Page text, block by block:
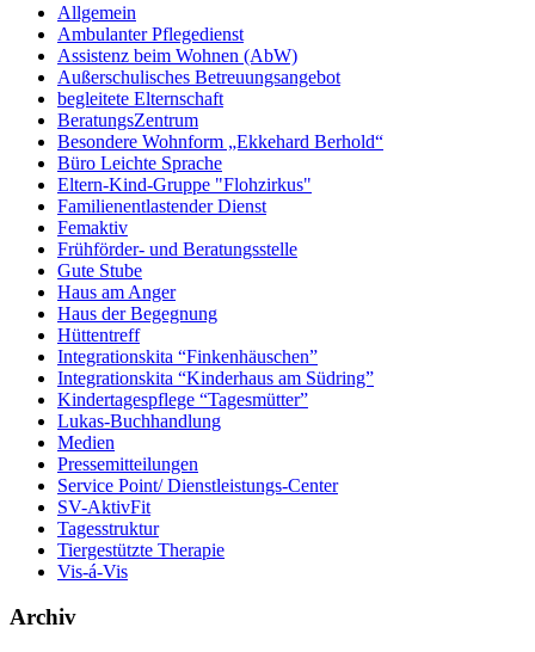
Allgemein
Ambulanter Pflegedienst
Assistenz beim Wohnen (AbW)
Außerschulisches Betreuungsangebot
begleitete Elternschaft
BeratungsZentrum
Besondere Wohnform „Ekkehard Berhold“​
Büro Leichte Sprache
Eltern-Kind-Gruppe "Flohzirkus"
Familienentlastender Dienst
Femaktiv
Frühförder- und Beratungsstelle
Gute Stube
Haus am Anger
Haus der Begegnung
Hüttentreff
Integrationskita “Finkenhäuschen”
Integrationskita “Kinderhaus am Südring”
Kindertagespflege “Tagesmütter”
Lukas-Buchhandlung
Medien
Pressemitteilungen
Service Point/ Dienstleistungs-Center
SV-AktivFit
Tagesstruktur
Tiergestützte Therapie
Vis-á-Vis
Archiv